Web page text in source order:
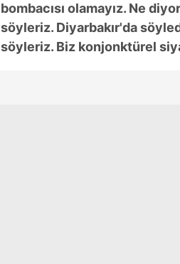
bombacısı olamayız. Ne
söyleriz. Diyarbakır'da
söyleriz. Biz konjonktürel